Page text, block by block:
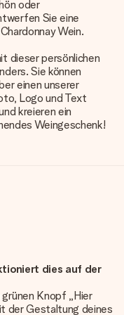
oder
Sie eine
Wein.
dieser persönlichen
Sie können
einen unserer
Logo und Text
kreieren ein
Weingeschenk!
dies auf der
Knopf „Hier
der Gestaltung deines